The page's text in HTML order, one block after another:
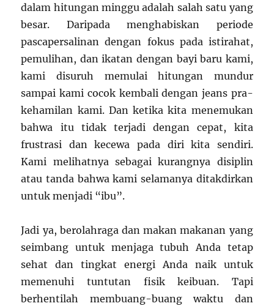
dalam hitungan minggu adalah salah satu yang
besar. Daripada menghabiskan periode
pascapersalinan dengan fokus pada istirahat,
pemulihan, dan ikatan dengan bayi baru kami,
kami disuruh memulai hitungan mundur
sampai kami cocok kembali dengan jeans pra-
kehamilan kami. Dan ketika kita menemukan
bahwa itu tidak terjadi dengan cepat, kita
frustrasi dan kecewa pada diri kita sendiri.
Kami melihatnya sebagai kurangnya disiplin
atau tanda bahwa kami selamanya ditakdirkan
untuk menjadi “ibu”.
Jadi ya, berolahraga dan makan makanan yang
seimbang untuk menjaga tubuh Anda tetap
sehat dan tingkat energi Anda naik untuk
memenuhi tuntutan fisik keibuan. Tapi
berhentilah membuang-buang waktu dan